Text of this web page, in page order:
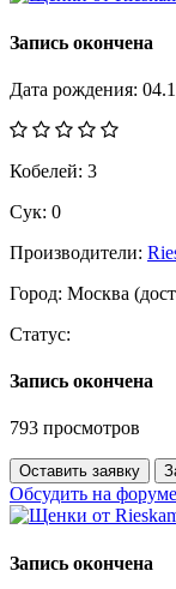
Запись окончена
Дата рождения:
Кобелей: 3
Сук: 0
Производители:
Город: Москва
Статус:
Запись окончена
793 просмотров
Оставить заявку
Обсудить на форуме
Запись окончена